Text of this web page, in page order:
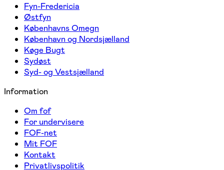
Fyn-Fredericia
Østfyn
Københavns Omegn
København og Nordsjælland
Køge Bugt
Sydøst
Syd- og Vestsjælland
Information
Om fof
For undervisere
FOF-net
Mit FOF
Kontakt
Privatlivspolitik